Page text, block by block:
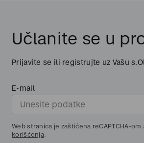
Učlanite se u
Prijavite se ili registrujte uz Vašu
E-mail
Web stranica je zaštićena reCAPTCHA-om
korišćenja.